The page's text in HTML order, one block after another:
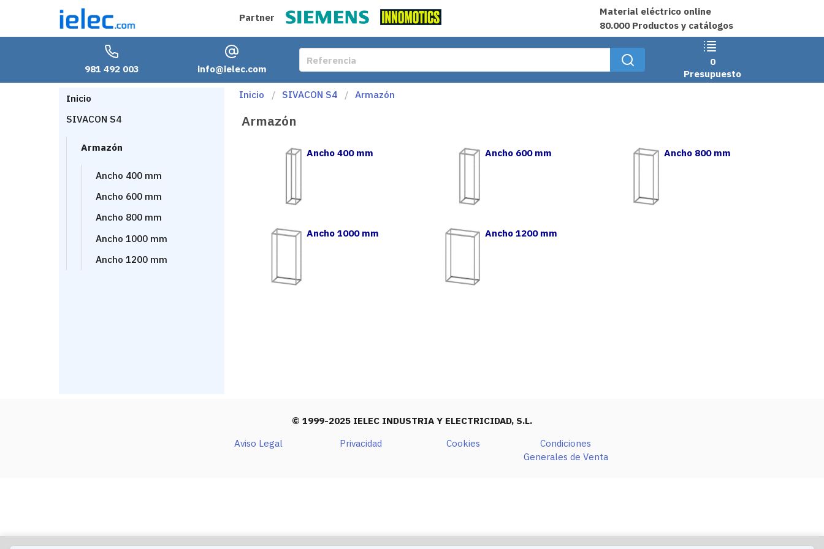
Partner
Material eléctrico online
80.000 Productos y catálogos
981 492 003 info@ielec.com
0
Presupuesto
Inicio
SIVACON S4
Armazón
Ancho 400 mm
Ancho 600 mm
Ancho 800 mm
Ancho 1000 mm
Ancho 1200 mm
Inicio SIVACON S4 Armazón
Armazón
Ancho 400 mm Ancho 600 mm Ancho 800 mm
Ancho 1000 mm Ancho 1200 mm
© 1999-2025 IELEC INDUSTRIA Y ELECTRICIDAD, S.L.
Aviso Legal
Privacidad Cookies
Condiciones
Generales de Venta